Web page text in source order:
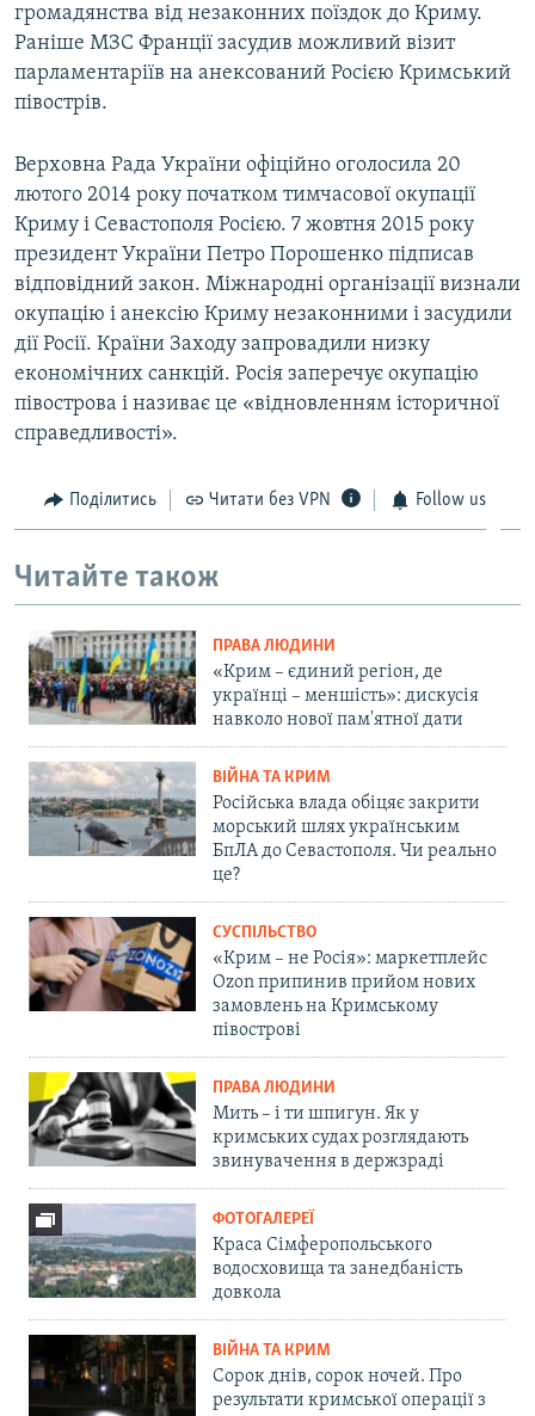
громадянства від незаконних поїздок до Криму.
Раніше МЗС Франції засудив можливий візит
парламентаріїв на анексований Росією Кримський
півострів.
Верховна Рада України офіційно оголосила 20
лютого 2014 року початком тимчасової окупації
Криму і Севастополя Росією. 7 жовтня 2015 року
президент України Петро Порошенко підписав
відповідний закон. Міжнародні організації визнали
окупацію і анексію Криму незаконними і засудили
дії Росії. Країни Заходу запровадили низку
економічних санкцій. Росія заперечує окупацію
півострова і називає це «відновленням історичної
справедливості».
Поділитись Читати без VPN Follow us
Читайте також
ПРАВА ЛЮДИНИ
«Крим – єдиний регіон, де
українці – меншість»: дискусія
навколо нової пам'ятної дати
ВІЙНА ТА КРИМ
Російська влада обіцяє закрити
морський шлях українським
БпЛА до Севастополя. Чи реально
це?
СУСПІЛЬСТВО
«Крим – не Росія»: маркетплейс
Ozon припинив прийом нових
замовлень на Кримському
півострові
ПРАВА ЛЮДИНИ
Мить – і ти шпигун. Як у
кримських судах розглядають
звинувачення в держзраді
ФОТОГАЛЕРЕЇ
Краса Сімферопольського
водосховища та занедбаність
довкола
ВІЙНА ТА КРИМ
Сорок днів, сорок ночей. Про
результати кримської операції з